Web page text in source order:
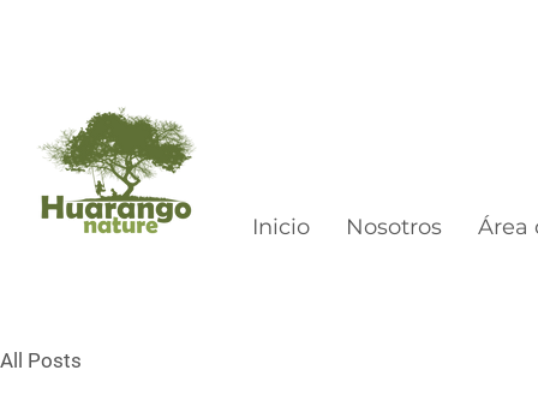
Inicio Nosotros Área
All Posts